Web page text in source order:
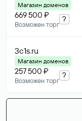
Магазин доменов
669 500 ₽
Возможен торг
?
3c1s.ru
Магазин доменов
257 500 ₽
Возможен торг
?